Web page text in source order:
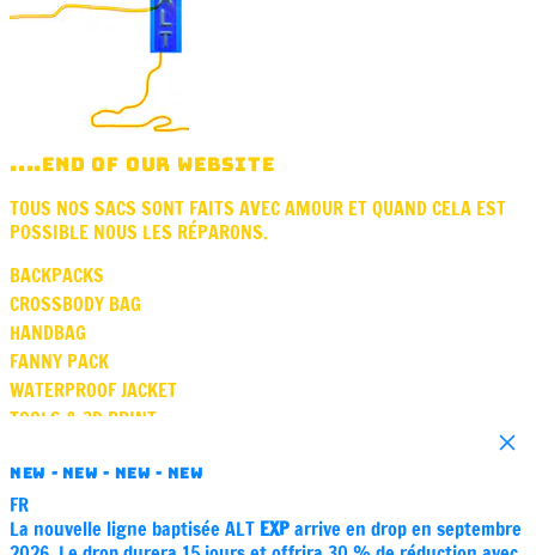
....END OF OUR WEBSITE
TOUS NOS SACS SONT FAITS AVEC AMOUR ET QUAND CELA EST
POSSIBLE NOUS LES RÉPARONS.
BACKPACKS
CROSSBODY BAG
HANDBAG
FANNY PACK
WATERPROOF JACKET
TOOLS & 3D PRINT
VASE
GIFT CARD
SOUND
Close
NEW - NEW - NEW - NEW
FR
La nouvelle ligne baptisée ALT EXParrive en drop en septembre